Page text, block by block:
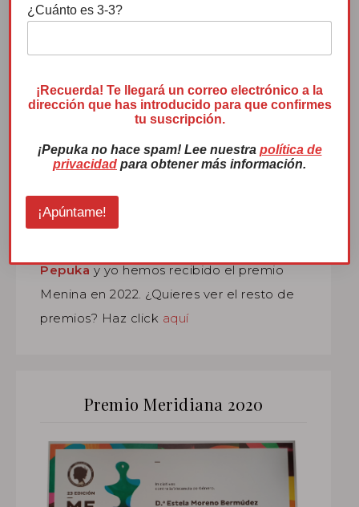
Premio Menina 2022
Pepukay yo hemos recibido el premio
Menina en 2022. ¿Quieres ver el resto de
premios? Haz click aquí
Premio Meridiana 2020
i¿Cuánto es 3-3?
¡Recuerda! Te llegará un correo electrónico a la
dirección que has introducido para que confirmes
tu suscripción.
¡Pepuka no hace spam! Lee nuestra política de
privacidad para obtener más información.
¡Apúntame!